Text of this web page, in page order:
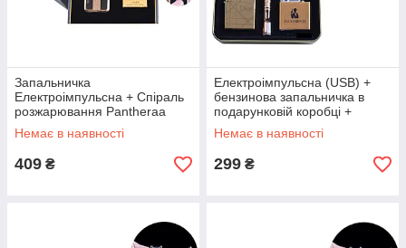
Запальничка
Електроімпульсна + Cпіраль
розжарювання Pantheraa
(USB)
Немає в наявності
409 ₴
Електроімпульсна (USB) +
бензинова запальничка в
подарунковій коробці +
мундштук "Dior"
Немає в наявності
299 ₴